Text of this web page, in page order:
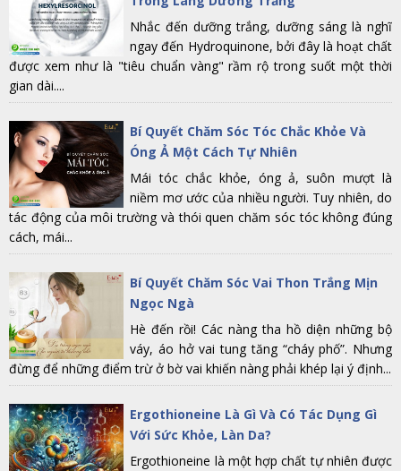
Nhắc đến dưỡng trắng, dưỡng sáng là nghĩ
ngay đến Hydroquinone, bởi đây là hoạt chất
được xem như là "tiêu chuẩn vàng" rầm rộ trong suốt một thời
gian dài....
Bí Quyết Chăm Sóc Tóc Chắc Khỏe Và
Óng Ả Một Cách Tự Nhiên
Mái tóc chắc khỏe, óng ả, suôn mượt là
niềm mơ ước của nhiều người. Tuy nhiên, do
tác động của môi trường và thói quen chăm sóc tóc không đúng
cách, mái...
Bí Quyết Chăm Sóc Vai Thon Trắng Mịn
Ngọc Ngà
Hè đến rồi! Các nàng tha hồ diện những bộ
váy, áo hở vai tung tăng “cháy phố”. Nhưng
đừng để những điểm trừ ở bờ vai khiến nàng phải khép lại ý định...
Ergothioneine Là Gì Và Có Tác Dụng Gì
Với Sức Khỏe, Làn Da?
Ergothioneine là một hợp chất tự nhiên được